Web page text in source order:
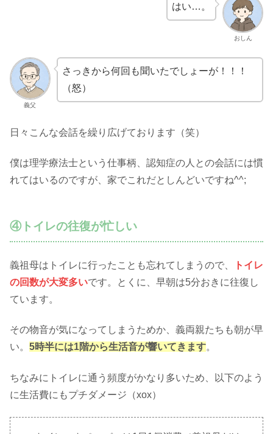
おしん
はい…。
義父
さっきから何回も聞いたでしょーが！！！
（怒）
日々こんな会話を繰り広げております（笑）
僕は理学療法士という仕事柄、認知症の人との会話には慣
れてはいるのですが、家でこれだとしんどいですね^^;
④トイレの往復が忙しい
義祖母はトイレに行ったことも忘れてしまうので、
トイレ
の回数が大変多いです。とくに、早朝は5分おきに往復し
ています。
その物音が気になってしまうためか、義両親たちも朝が早
い。 5時半には1階から生活音が響いてきます。
ちなみにトイレに通う頻度がかなり多いため、以下のよう
に生活費にもプチダメージ（xox）